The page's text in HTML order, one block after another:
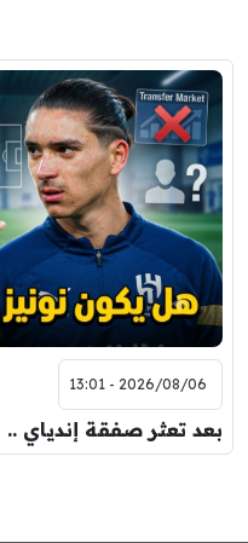
2026/08/06 - 13:01
بعد تعثر صفقة إندياي ..